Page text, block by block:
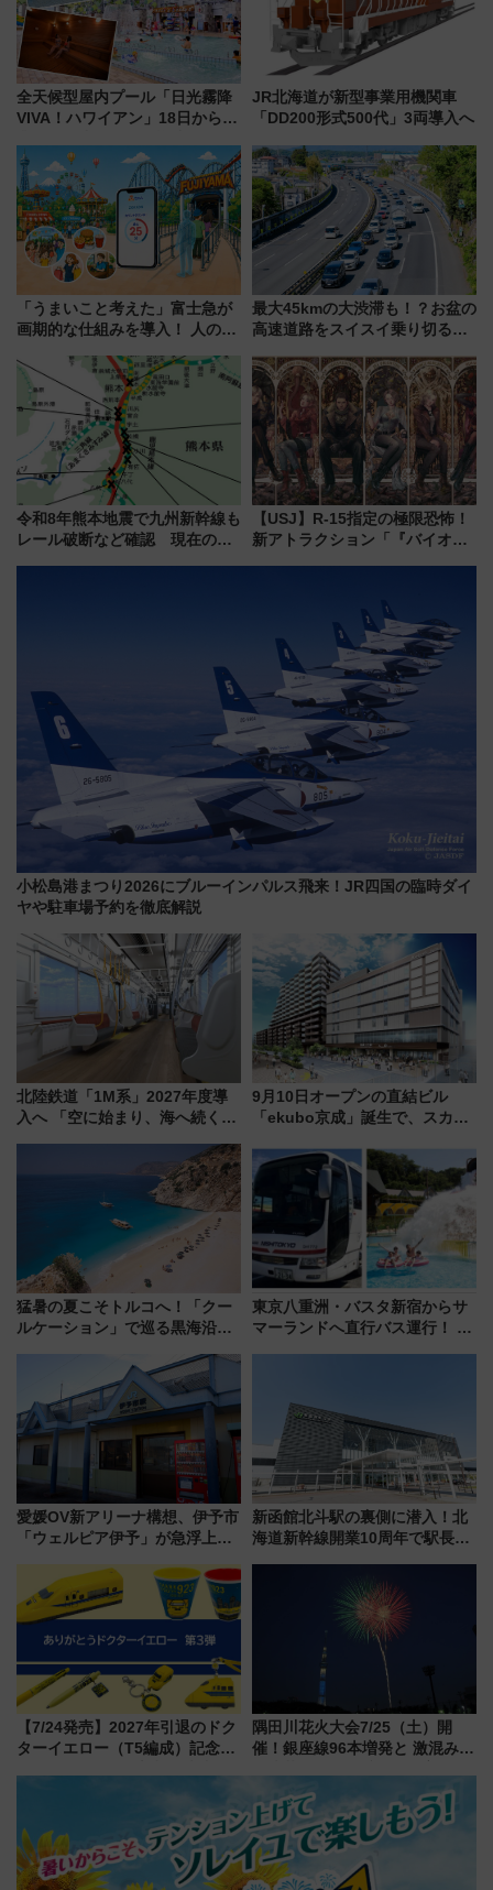
全天候型屋内プール「日光霧降
VIVA！ハワイアン」18日から営
ァミリーから大人まで幅広い世
代が一日中楽しる夏のリゾート
を楽しんで
JR北海道が新型事業用機関車
「DD200形式500代」3両導入へ
「うまいこと考えた」富士急が
画期的な仕組みを導入！ 人のか
ん」始動
最大45kmの大渋滞も！？お盆の
高速道路をスイスイ乗り切る快
令和8年熊本地震で九州新幹線も
レール破断など確認 現在の運
【USJ】R-15指定の極限恐怖！
新アトラクション「『バイオハ
小松島港まつり2026にブルーインパルス飛来！JR四国の臨時ダイ
ヤや駐車場予約を徹底解説
北陸鉄道「1M系」2027年度導
入へ 「空に始まり、海へ続く」
9月10日オープンの直結ビル
「ekubo京成」誕生で、スカイ
新鎌ヶ谷はどう変わる？ 全テナ
ント情報も公開！
猛暑の夏こそトルコへ！「クー
ルケーション」で巡る黒海沿岸
連検索数が前年比237％増、ナ
ショジオも認める『2026年に訪
れるべき世界の旅先』
東京八重洲・バスタ新宿からサ
マーランドへ直行バス運行！ お
愛媛OV新アリーナ構想、伊予市
「ウェルピア伊予」が急浮上！
で探る鉄道アクセスの未来
新函館北斗駅の裏側に潜入！北
海道新幹線開業10周年で駅長
ト 参加方法や体験内容を紹介
【7/24発売】2027年引退のドク
ターイエロー（T5編成）記念グ
隅田川花火大会7/25（土）開
催！銀座線96本増発と 激混みの
アクセス攻略法、2万発の花火が
都心の夜に！